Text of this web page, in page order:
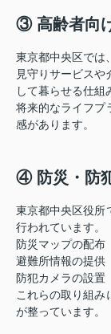
③ 高齢者向
東京都中央区では
見守りサービス
して暮らせる仕組
将来的なライフプ
感があります。
④ 防災・防
東京都中央区役所
行われています。
防災マップの配布
避難所情報の提供
防犯カメラの設置
これらの取り組み
が整っています。